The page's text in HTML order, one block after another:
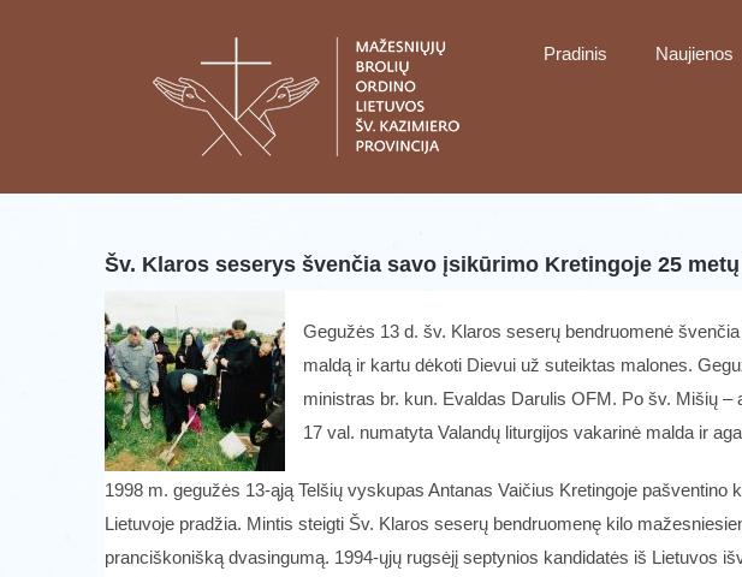
Pradinis Naujienos
Šv. Klaros seserys švenčia savo įsikūrimo Kretingoje 25
Gegužės 13 d. šv. Klaros seserų bendruomenė
maldą ir kartu dėkoti Dievui už suteiktas malones.
ministras br. kun. Evaldas Darulis OFM. Po šv. Mišių
17 val. numatyta Valandų liturgijos vakarinė malda ir
1998 m. gegužės 13-ąją Telšių vyskupas Antanas Vaičius Kretingoje
Lietuvoje pradžia. Mintis steigti Šv. Klaros seserų bendruomenę kilo
pranciškonišką dvasingumą. 1994-ųjų rugsėjį septynios kandidatės iš Lietuvos